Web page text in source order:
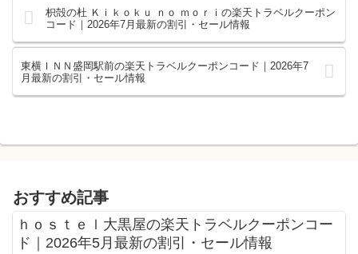
枳殻の杜 Ｋｉｋｏｋｕ ｎｏ ｍｏｒｉの楽天トラベルクーポン
コード｜2026年7月最新の割引・セール情報
東横ＩＮＮ盛岡駅前の楽天トラベルクーポンコード｜2026年7
月最新の割引・セール情報
おすすめ記事
ｈｏｓｔｅｌ大黒屋の楽天トラベルクーポンコー
ド｜2026年5月最新の割引・セール情報